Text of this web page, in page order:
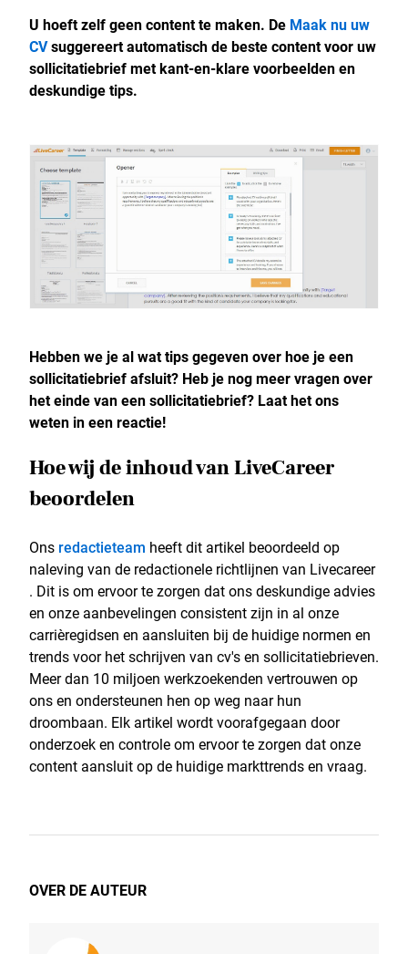
U hoeft zelf geen content te maken. De Maak nu uw
CVsuggereert automatisch de beste content voor uw
sollicitatiebrief met kant-en-klare voorbeelden en
deskundige tips.
Hebben we je al wat tips gegeven over hoe je een
sollicitatiebrief afsluit? Heb je nog meer vragen over
het einde van een sollicitatiebrief? Laat het ons
weten in een reactie!
Hoe wij de inhoud van LiveCareer
beoordelen
Ons redactieteam heeft dit artikel beoordeeld op
naleving van de redactionele richtlijnen van Livecareer
. Dit is om ervoor te zorgen dat ons deskundige advies
en onze aanbevelingen consistent zijn in al onze
carrièregidsen en aansluiten bij de huidige normen en
trends voor het schrijven van cv's en sollicitatiebrieven.
Meer dan 10 miljoen werkzoekenden vertrouwen op
ons en ondersteunen hen op weg naar hun
droombaan. Elk artikel wordt voorafgegaan door
onderzoek en controle om ervoor te zorgen dat onze
content aansluit op de huidige markttrends en vraag.
OVER DE AUTEUR